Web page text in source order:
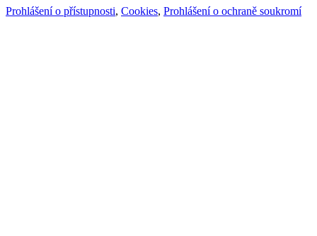
Prohlášení o přístupnosti, Cookies, Prohlášení o ochraně soukromí